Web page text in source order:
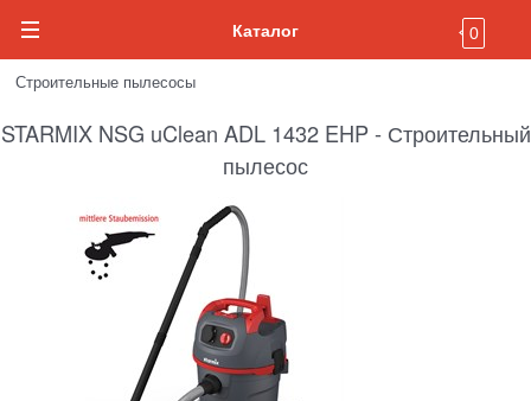
Каталог 0
Строительные пылесосы
STARMIX NSG uClean ADL 1432 EHP - Строительный
пылесос